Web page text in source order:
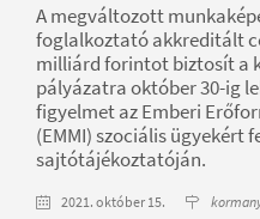
A megváltozott
foglalkoztató akkreditált
milliárd forintot biztosít a
pályázatra október 30-ig
figyelmet az Emberi
(EMMI) szociális
sajtótájékoztatóján.
2021. október 15.